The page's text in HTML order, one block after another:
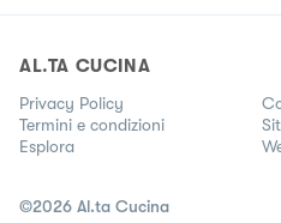
AL.TA CUCINA
Privacy Policy
Termini e condizioni
Esplora
©2026 Al.ta Cucina